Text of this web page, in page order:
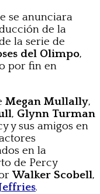
se anunciara
de la
la serie de
del Olimpo,
por fin en
Megan Mullally,
, Glynn Turman
y sus amigos en
en la
de Percy
Walker Scobell,
.